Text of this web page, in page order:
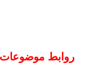
روابط موضوعات